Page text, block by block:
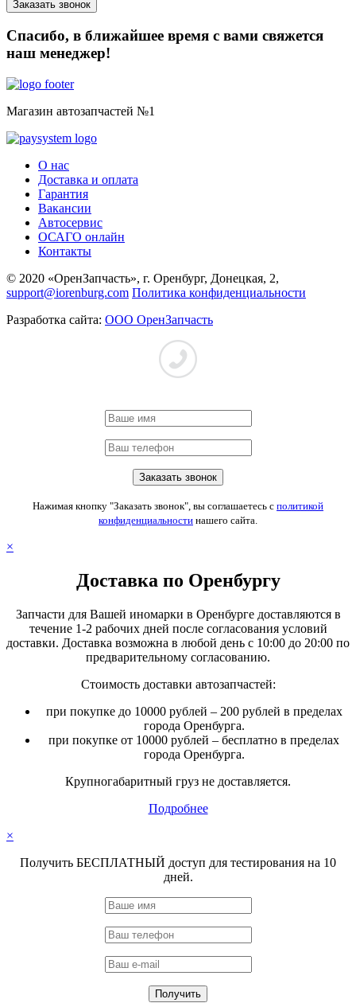
Спасибо, в ближайшее время с вами свяжется
наш менеджер!
Магазин автозапчастей №1
О нас
Доставка и оплата
Гарантия
Вакансии
Автосервис
ОСАГО онлайн
Контакты
© 2020 «ОренЗапчасть», г. Оренбург, Донецкая, 2,
support@iorenburg.com Политика конфиденциальности
Разработка сайта: ООО ОренЗапчасть
Нажимая кнопку "Заказать звонок", вы соглашаетесь с политикой
конфиденциальности нашего сайта.
×
Доставка по Оренбургу
Запчасти для Вашей иномарки в Оренбурге доставляются в
течение 1-2 рабочих дней после согласования условий
доставки. Доставка возможна в любой день с 10:00 до 20:00 по
предварительному согласованию.
Стоимость доставки автозапчастей:
при покупке до 10000 рублей – 200 рублей в пределах
города Оренбурга.
при покупке от 10000 рублей – бесплатно в пределах
города Оренбурга.
Крупногабаритный груз не доставляется.
Подробнее
×
Получить БЕСПЛАТНЫЙ доступ для тестирования на 10
дней.